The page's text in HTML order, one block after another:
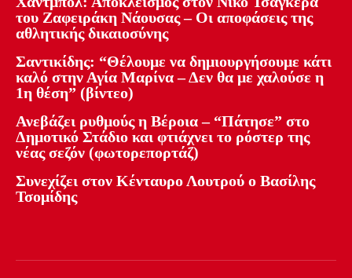
του Ζαφειράκη Νάουσας – Οι αποφάσεις της
αθλητικής δικαιοσύνης
Σαντικίδης: “Θέλουμε να δημιουργήσουμε κάτι
καλό στην Αγία Μαρίνα – Δεν θα με χαλούσε η
1η θέση” (βίντεο)
Ανεβάζει ρυθμούς η Βέροια – “Πάτησε” στο
Δημοτικό Στάδιο και φτιάχνει το ρόστερ της
νέας σεζόν (φωτορεπορτάζ)
Συνεχίζει στον Κένταυρο Λουτρού ο Βασίλης
Τσομίδης